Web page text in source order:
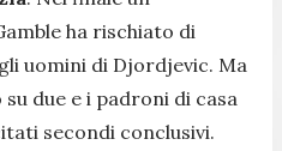
ha rischiato di
uomini di Djordjevic. Ma
due e i padroni di casa
secondi conclusivi.